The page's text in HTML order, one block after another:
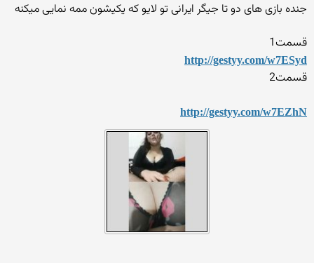
جنده بازی های دو تا جیگر ایرانی تو لایو که یکیشون ممه نمایی میکنه
قسمت1
http://gestyy.com/w7ESyd
قسمت2
http://gestyy.com/w7EZhN